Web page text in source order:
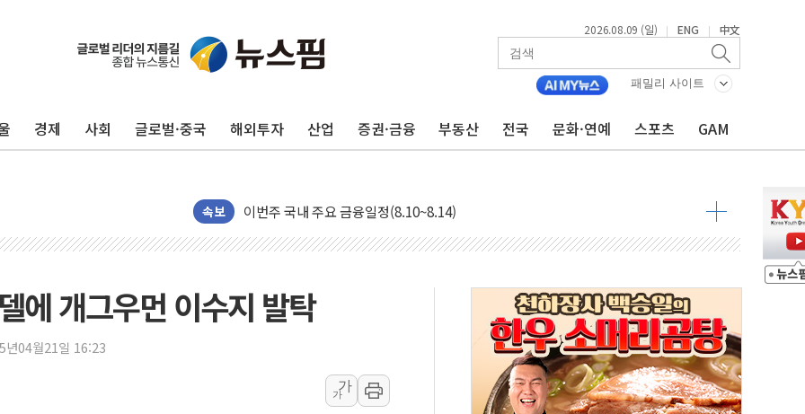
2026.08.09 (일) | ENG | 中文
패밀리 사이트
경제 사회 글로벌·중국 해외투자 산업 증권·금융 부동산 전국 문화·연예 스포츠 GAM
속보
포항시 재난예산 40억 긴급 투입…고수온 양식장 복구·지원 '총력'
울진·영덕 '호우특보'-포항 '산사태 주의보'...경북도, 호우 피해·통제구간 없어
인천 합동연설회 나선 송영길·정청래·김민석 당대표 후보
김민석, 2주차 제주·인천 경선서 정청래에 승리...47.75% vs 42.08%
[속보] 민주, 제주·인천 경선 결과 발표...김민석 47.75% 정청래 42.08%
[속보] 민주, 인천 경선 결과 발표...김민석 45.09% 정청래 43.27% 송영길 11.63%
에 개그우먼 이수지 발탁
년04월21일 16:23
가
가